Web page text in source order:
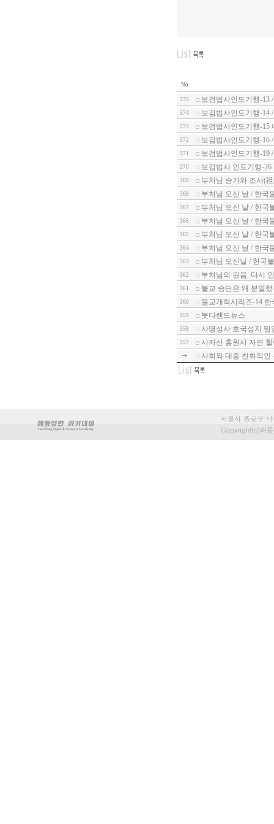
No
375 보검법사인도기행-13
374 보검법사인도기행-14
373 보검법사인도기행-15
372 보검법사인도기행-16
371 보검법사인도기행-19
370 보겁법사 인도기행-26
369 부처님 승가와 조사(
368 부처님 오신 날 / 한국
367 부처님 오신 날 / 한국
366 부처님 오신 날 / 한국
365 부처님 오신 날 / 한국
364 부처님 오신 날 / 한국
363 부처님 오신닐 / 한국
362 부처님의 원음, 다시
361 불교 승단은 왜 분열했
360 불교개혁시리즈-14
359 붓다랜드뉴스
358 사명성사 호국성지 밀
357
사자산 흥원사 자연
사회와 대중 친화적인